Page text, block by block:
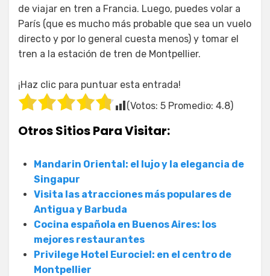
de viajar en tren a Francia. Luego, puedes volar a
París (que es mucho más probable que sea un vuelo
directo y por lo general cuesta menos) y tomar el
tren a la estación de tren de Montpellier.
¡Haz clic para puntuar esta entrada!
(Votos: 5 Promedio: 4.8)
Otros Sitios Para Visitar:
Mandarin Oriental: el lujo y la elegancia de
Singapur
Visita las atracciones más populares de
Antigua y Barbuda
Cocina española en Buenos Aires: los
mejores restaurantes
Privilege Hotel Eurociel: en el centro de
Montpellier